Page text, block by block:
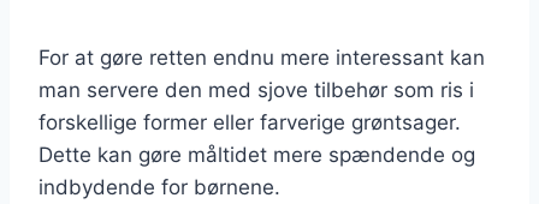
For at gøre retten endnu mere interessant kan
man servere den med sjove tilbehør som ris i
forskellige former eller farverige grøntsager.
Dette kan gøre måltidet mere spændende og
indbydende for børnene.